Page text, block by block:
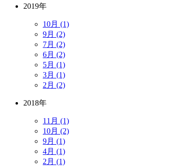
2019年
10月 (1)
9月 (2)
7月 (2)
6月 (2)
5月 (1)
3月 (1)
2月 (2)
2018年
11月 (1)
10月 (2)
9月 (1)
4月 (1)
2月 (1)